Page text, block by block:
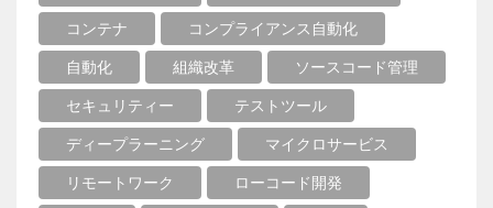
コンテナ コンプライアンス自動化
自動化 組織改革 ソースコード管理
セキュリティー テストツール
ディープラーニング マイクロサービス
リモートワーク ローコード開発